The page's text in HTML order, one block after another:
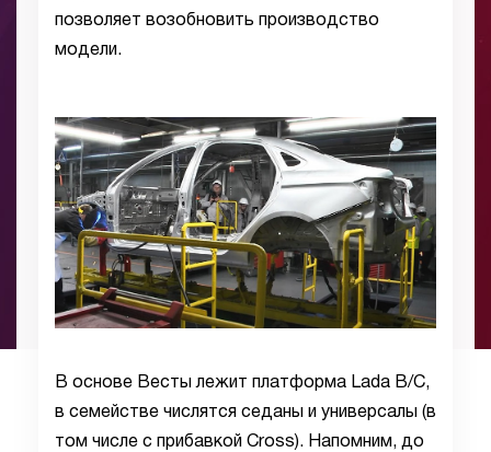
позволяет возобновить производство
модели.
В основе Весты лежит платформа Lada B/C,
в семействе числятся седаны и универсалы (в
том числе с прибавкой Cross). Напомним, до